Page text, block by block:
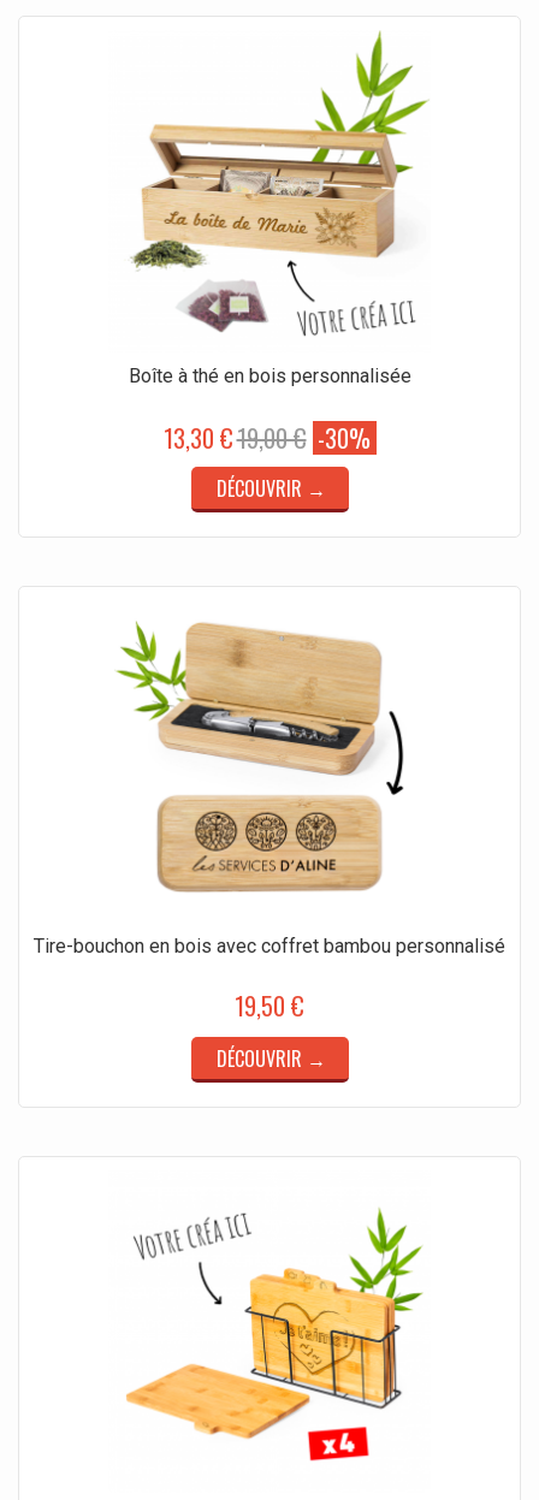
Boîte à thé en bois personnalisée
13,30 €19,00 € -30%
DÉCOUVRIR →
Tire-bouchon en bois avec coffret bambou personnalisé
19,50 €
DÉCOUVRIR →